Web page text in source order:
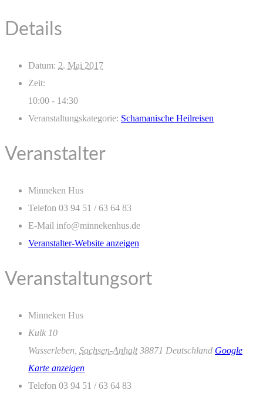
Details
Datum: 2. Mai 2017
Zeit:
10:00 - 14:30
Veranstaltungskategorie: Schamanische Heilreisen
Veranstalter
Minneken Hus
Telefon 03 94 51 / 63 64 83
E-Mail info@minnekenhus.de
Veranstalter-Website anzeigen
Veranstaltungsort
Minneken Hus
Kulk 10
Wasserleben Sachsen-Anhalt 38871 Deutschland Google
Karte anzeigen
Telefon 03 94 51 / 63 64 83